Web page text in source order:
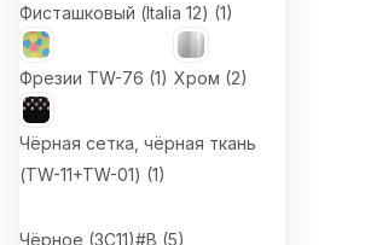
Фисташковый (Italia 12) (1)
Фрезии TW-76 (1) Хром (2)
Чёрная сетка, чёрная ткань
(TW-11+TW-01) (1)
Чёрное (3С11)#B (5)